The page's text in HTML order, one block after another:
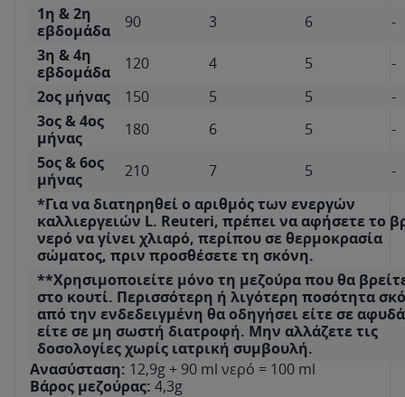
1η & 2η
εβδομάδα
90 3 6
-
3η & 4η
εβδομάδα
120 4 5
-
2ος μήνας
150 5 5
-
3ος & 4ος
μήνας
180 6 5
-
5ος & 6ος
μήνας
210 7 5
-
*Για να διατηρηθεί ο αριθμός των ενεργών
καλλιεργειών L. Reuteri, πρέπει να αφήσετε το
νερό να γίνει χλιαρό, περίπου σε θερμοκρασία
σώματος, πριν προσθέσετε τη σκόνη.
**Χρησιμοποιείτε μόνο τη μεζούρα που θα
στο κουτί. Περισσότερη ή λιγότερη ποσότητα
από την ενδεδειγμένη θα οδηγήσει είτε σε
είτε σε μη σωστή διατροφή. Μην αλλάζετε τις
δοσολογίες χωρίς ιατρική συμβουλή.
Ανασύσταση: 12,9g + 90 ml νερό = 100 ml
Βάρος μεζούρας: 4,3g